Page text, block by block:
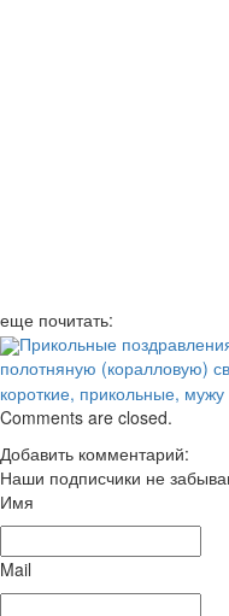
еще почитать:
Прикольные
полотняную (коралловую)
короткие, прикольные,
Comments are closed.
Добавить комментарий:
Наши подписчики не
Имя
Mail